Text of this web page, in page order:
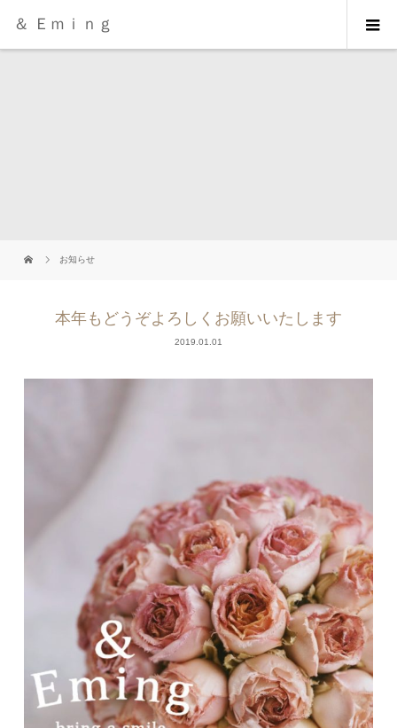
＆ Ｅｍｉｎｇ
お知らせ
本年もどうぞよろしくお願いいたします
2019.01.01